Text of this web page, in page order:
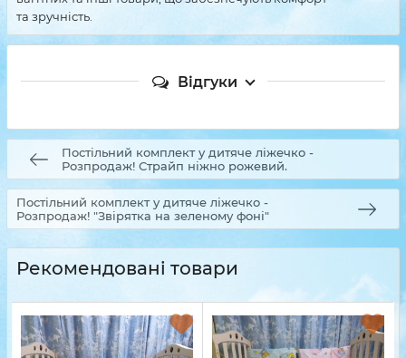
та зручність.
Відгуки
Постільний комплект у дитяче ліжечко -
Розпродаж! Страйп ніжно рожевий.
Постільний комплект у дитяче ліжечко -
Розпродаж! "Звірятка на зеленому фоні"
Рекомендовані товари